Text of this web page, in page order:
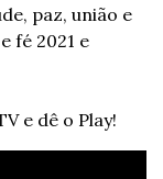
paz, união e
fé 2021 e
e dê o Play!